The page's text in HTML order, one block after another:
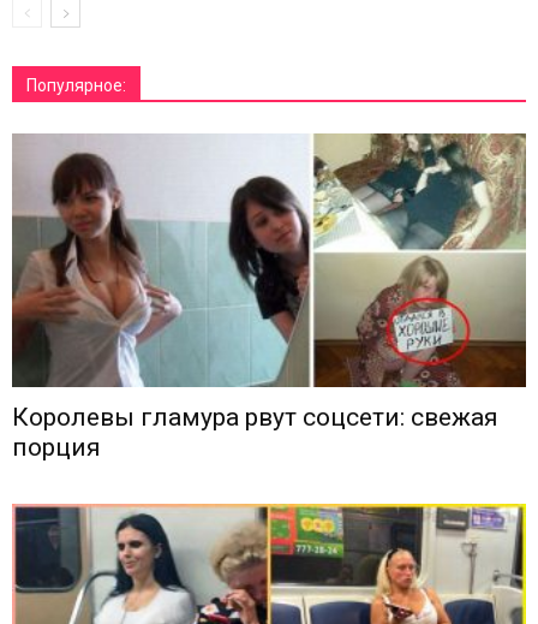
Популярное:
Королевы гламура рвут соцсети: свежая
порция